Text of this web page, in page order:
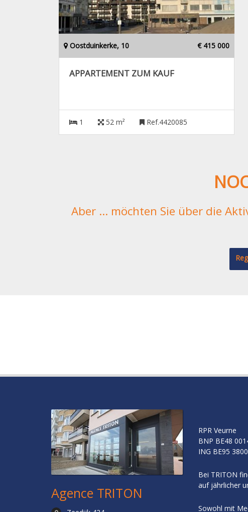
Oostduinkerke, 10 € 415 000
APPARTEMENT ZUM KAUF
1 52 m² Ref.4420085
Aber ... möchten Sie über die
Agence TRITON
RPR Veurne
BNP BE48
ING BE95
Bei TRITON
auf jährlicher
Sowohl mit